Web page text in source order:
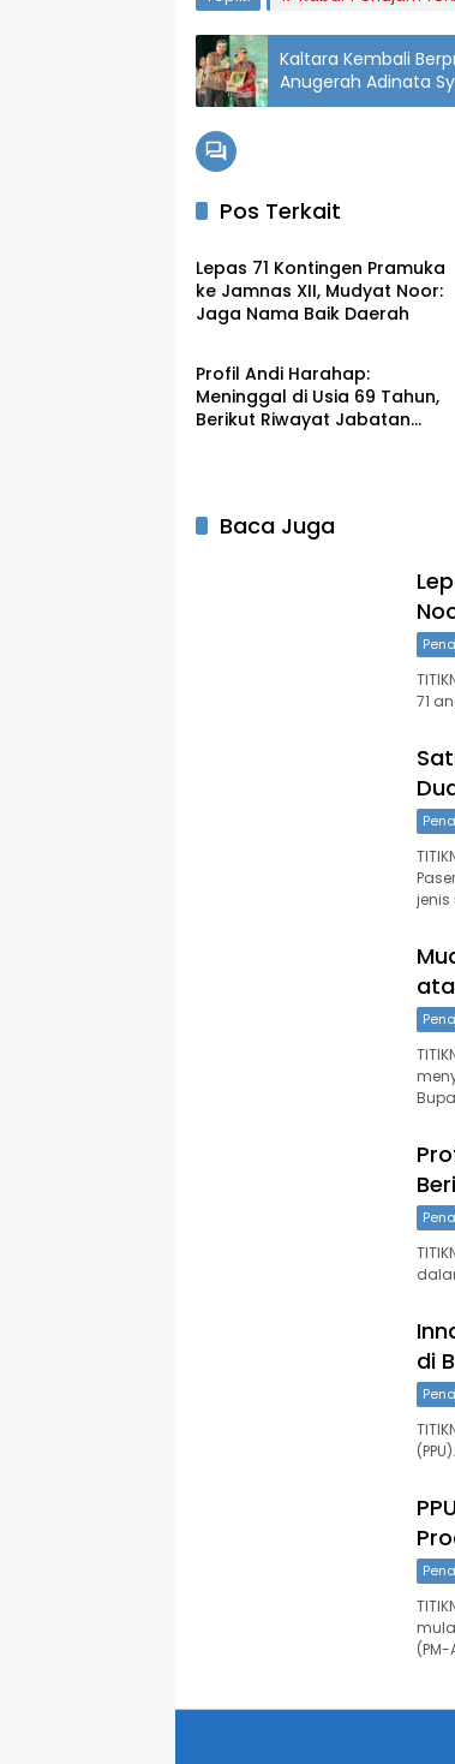
Kaltara Kembali
Anugerah Adinata
Pos Terkait
Penajam
Lepas 71 Kontingen Pramuka
ke Jamnas XII, Mudyat Noor:
Jaga Nama Baik Daerah
Penajam
Profil Andi Harahap:
Meninggal di Usia 69 Tahun,
Berikut Riwayat Jabatan
Baca Juga
71
jenis
di